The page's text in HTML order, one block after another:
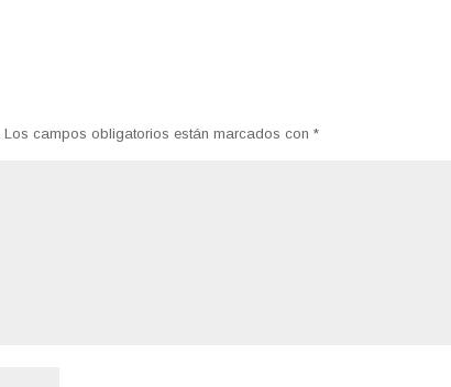
Los campos obligatorios están marcados con*